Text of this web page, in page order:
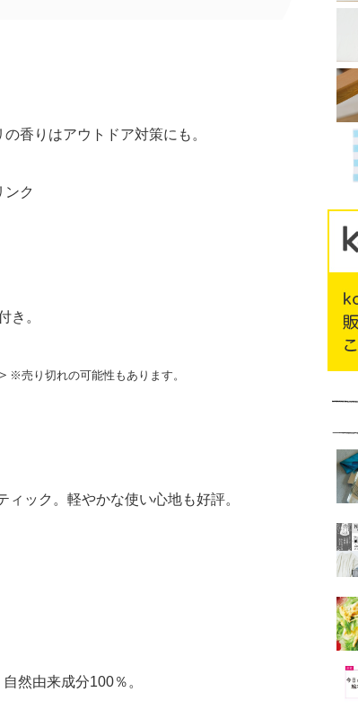
香りはアウトドア対策にも。
ンク
き。
※売り切れの可能性もあります。
ック。軽やかな使い心地も好評。
然由来成分100％。